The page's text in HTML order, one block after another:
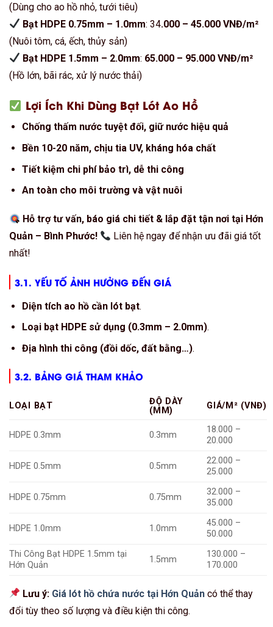
(Dùng cho ao hồ nhỏ, tưới tiêu)
Bạt HDPE 0.75mm – 1.0mm: 34.000 – 45.000 VNĐ/m²
(Nuôi tôm, cá, ếch, thủy sản)
Bạt HDPE 1.5mm – 2.0mm: 65.000 – 95.000 VNĐ/m²
(Hồ lớn, bãi rác, xử lý nước thải)
Lợi Ích Khi Dùng Bạt Lót Ao Hồ
Chống thấm nước tuyệt đối, giữ nước hiệu quả
Bền 10-20 năm, chịu tia UV, kháng hóa chất
Tiết kiệm chi phí bảo trì, dễ thi công
An toàn cho môi trường và vật nuôi
Hỗ trợ tư vấn, báo giá chi tiết & lắp đặt tận nơi tại Hớn
Quản – Bình Phước!
Liên hệ ngay để nhận ưu đãi giá tốt
nhất!
3.1. YẾU TỐ ẢNH HƯỞNG ĐẾN GIÁ
Diện tích ao hồ cần lót bạt.
Loại bạt HDPE sử dụng (0.3mm – 2.0mm).
Địa hình thi công (đồi dốc, đất bằng…).
3.2. BẢNG GIÁ THAM KHẢO
LOẠI BẠT
ĐỘ DÀY
(MM)
GIÁ/M² (VNĐ)
HDPE 0.3mm 0.3mm
18.000 –
20.000
HDPE 0.5mm 0.5mm
22.000 –
25.000
HDPE 0.75mm 0.75mm
32.000 –
35.000
HDPE 1.0mm 1.0mm
45.000 –
50.000
Thi Công Bạt HDPE 1.5mm tại
Hớn Quản
1.5mm
130.000 –
170.000
Lưu ý: Giá lót hồ chứa nước tại Hớn Quản có thể thay
đổi tùy theo số lượng và điều kiện thi công.